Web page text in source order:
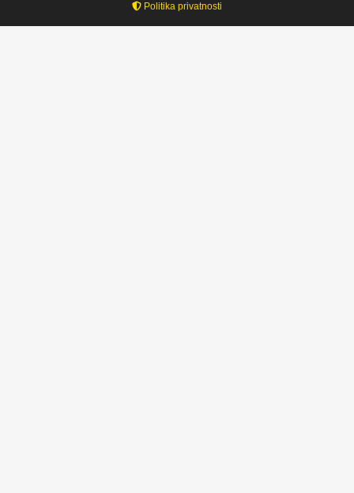
Politika privatnosti